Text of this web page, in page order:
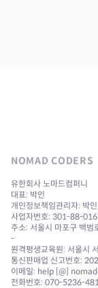
NOMAD CODERS
유한회사 노마드컴퍼니
대표: 박인
개인정보책임관리자: 박인
사업자번호: 301-88-
주소: 서울시 마포구 백범
-
원격평생교육원: 서울시
통신판매업 신고번호:
이메일: help [@]
전화번호: 070-5236-